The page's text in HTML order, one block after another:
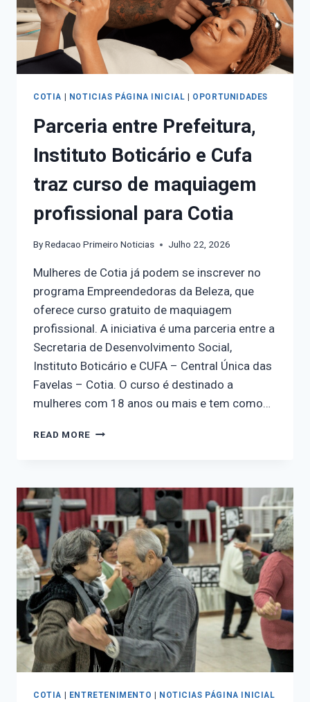
COTIA | NOTICIAS PÁGINA INICIAL | OPORTUNIDADES
Parceria entre Prefeitura,
Instituto Boticário e Cufa
traz curso de maquiagem
profissional para Cotia
ByRedacao Primeiro Noticias Julho 22, 2026
Mulheres de Cotia já podem se inscrever no
programa Empreendedoras da Beleza, que
oferece curso gratuito de maquiagem
profissional. A iniciativa é uma parceria entre a
Secretaria de Desenvolvimento Social,
Instituto Boticário e CUFA – Central Única das
Favelas – Cotia. O curso é destinado a
mulheres com 18 anos ou mais e tem como…
READ MORE
COTIA | ENTRETENIMENTO | NOTICIAS PÁGINA INICIAL